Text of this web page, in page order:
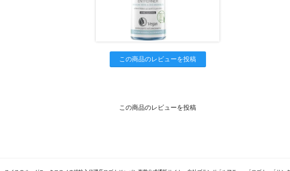
この商品のレビューを投稿
この商品のレビューを投稿